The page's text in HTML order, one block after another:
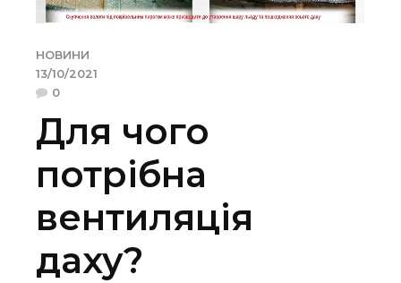
НОВИНИ
13/10/2021
0
Для чого
потрібна
вентиляція
даху?